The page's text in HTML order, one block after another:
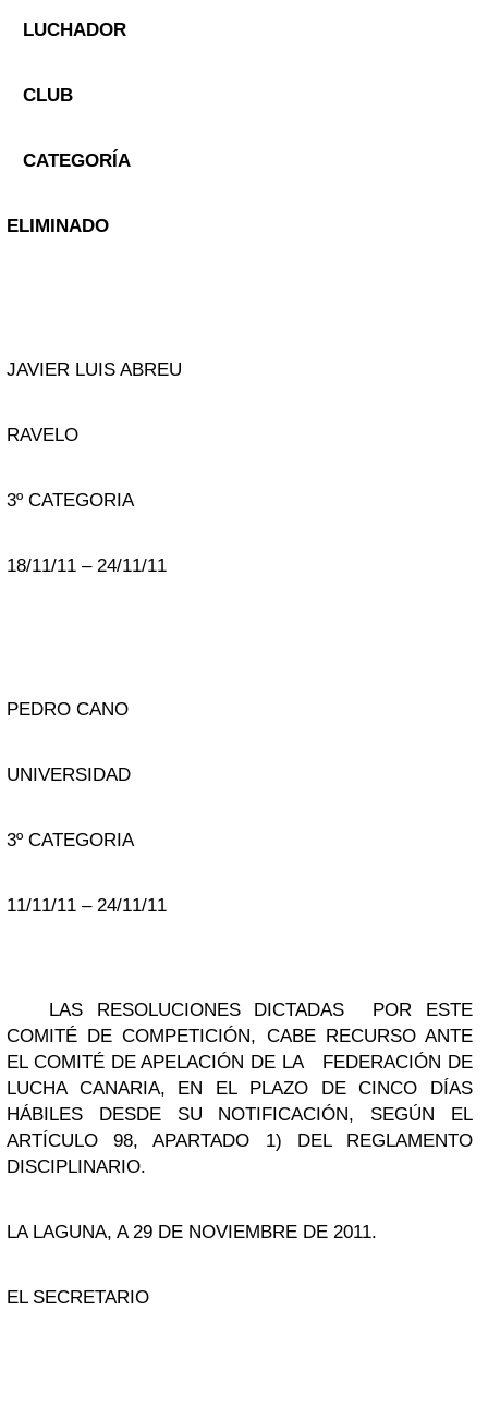
LUCHADOR
CLUB
CATEGORÍA
ELIMINADO
JAVIER LUIS ABREU
RAVELO
3º CATEGORIA
18/11/11 – 24/11/11
PEDRO CANO
UNIVERSIDAD
3º CATEGORIA
11/11/11 – 24/11/11
LAS RESOLUCIONES DICTADAS POR ESTE
COMITÉ DE COMPETICIÓN, CABE RECURSO ANTE
EL COMITÉ DE APELACIÓN DE LA FEDERACIÓN DE
LUCHA CANARIA, EN EL PLAZO DE CINCO DÍAS
HÁBILES DESDE SU NOTIFICACIÓN, SEGÚN EL
ARTÍCULO 98, APARTADO 1) DEL REGLAMENTO
DISCIPLINARIO.
LA LAGUNA, A 29 DE NOVIEMBRE DE 2011.
EL SECRETARIO